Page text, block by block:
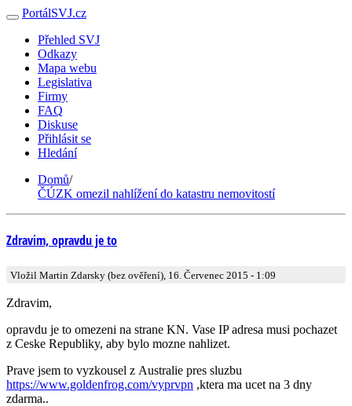
PortálSVJ.cz
Přehled SVJ
Odkazy
Mapa webu
Legislativa
Firmy
FAQ
Diskuse
Přihlásit se
Hledání
Domů/
ČÚZK omezil nahlížení do katastru nemovitostí
Zdravim, opravdu je to
Vložil Martin Zdarsky (bez ověření), 16. Červenec 2015 - 1:09
Zdravim,
opravdu je to omezeni na strane KN. Vase IP adresa musi pochazet
z Ceske Republiky, aby bylo mozne nahlizet.
Prave jsem to vyzkousel z Australie pres sluzbu
https://www.goldenfrog.com/vyprvpn ,ktera ma ucet na 3 dny
zdarma..